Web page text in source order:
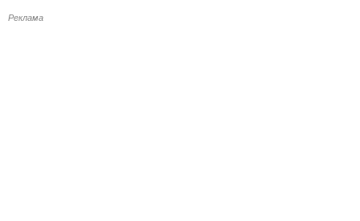
Реклама